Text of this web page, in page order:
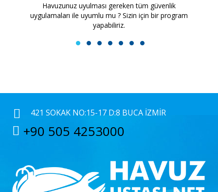
Havuzunuz uyulması gereken tüm güvenlik
uygulamaları ile uyumlu mu ? Sizin için bir program
yapabiliriz.
1 2 3 4 5 6 7
421 SOKAK NO:15-17 D:8 BUCA İZMIR
+90 505 4253000